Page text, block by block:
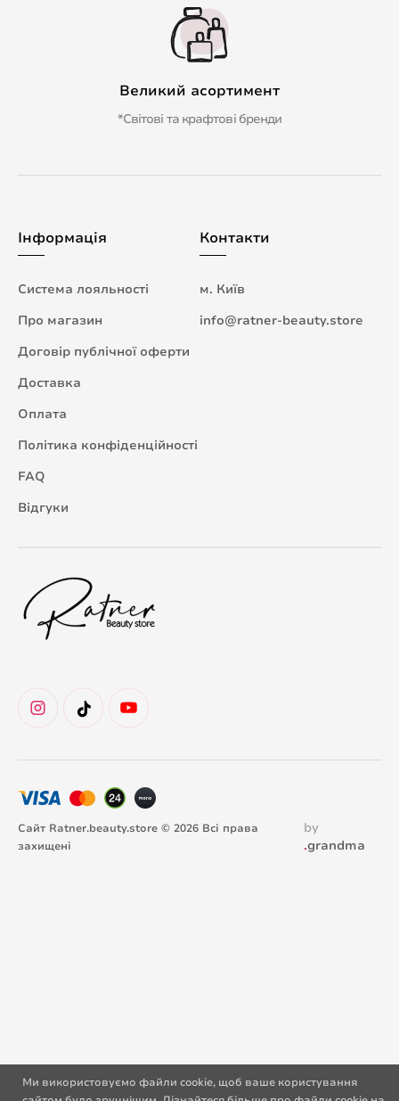
Великий асортимент
*Світові та крафтові бренди
Інформація
Система лояльності
Про магазин
Договір публічної оферти
Доставка
Оплата
Політика конфіденційності
FAQ
Відгуки
Контакти
м. Київ
info@ratner-beauty.store
Сайт Ratner.beauty.store © 2026 Всі права
захищені
by
.grandma
Ми використовуємо файли cookie, щоб ваше користування